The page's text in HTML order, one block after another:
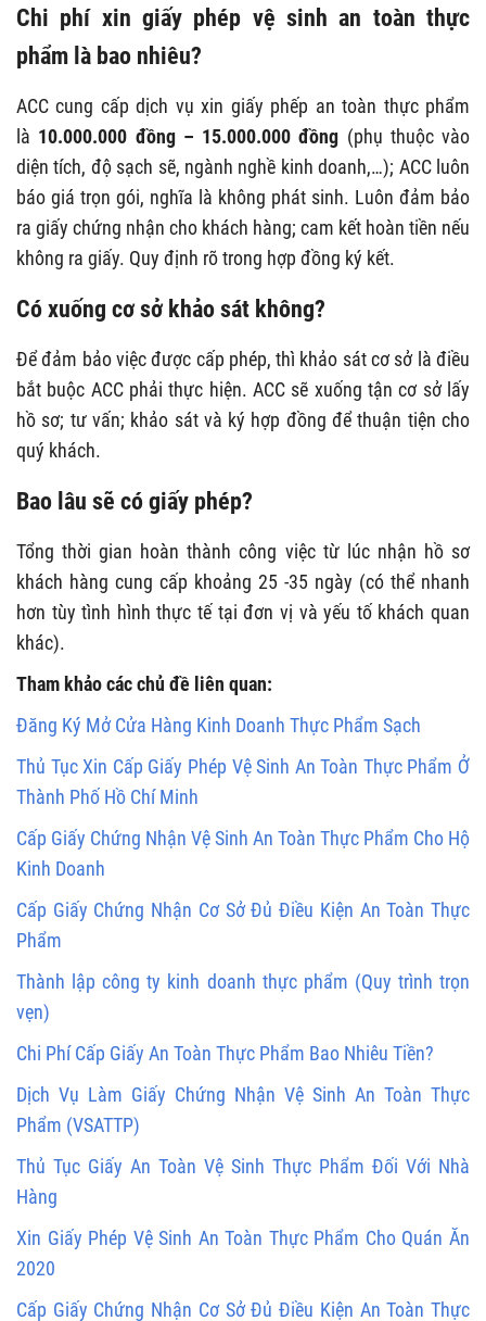
Chi phí xin giấy phép vệ sinh an toàn thực
phẩm là bao nhiêu?
ACC cung cấp dịch vụ xin giấy phếp an toàn thực phẩm
là 10.000.000 đồng – 15.000.000 đồng (phụ thuộc vào
diện tích, độ sạch sẽ, ngành nghề kinh doanh,…); ACC luôn
báo giá trọn gói, nghĩa là không phát sinh. Luôn đảm bảo
ra giấy chứng nhận cho khách hàng; cam kết hoàn tiền nếu
không ra giấy. Quy định rõ trong hợp đồng ký kết.
Có xuống cơ sở khảo sát không?
Để đảm bảo việc được cấp phép, thì khảo sát cơ sở là điều
bắt buộc ACC phải thực hiện. ACC sẽ xuống tận cơ sở lấy
hồ sơ; tư vấn; khảo sát và ký hợp đồng để thuận tiện cho
quý khách.
Bao lâu sẽ có giấy phép?
Tổng thời gian hoàn thành công việc từ lúc nhận hồ sơ
khách hàng cung cấp khoảng 25 -35 ngày (có thể nhanh
hơn tùy tình hình thực tế tại đơn vị và yếu tố khách quan
khác).
Tham khảo các chủ đề liên quan:
Đăng Ký Mở Cửa Hàng Kinh Doanh Thực Phẩm Sạch
Thủ Tục Xin Cấp Giấy Phép Vệ Sinh An Toàn Thực Phẩm Ở
Thành Phố Hồ Chí Minh
Cấp Giấy Chứng Nhận Vệ Sinh An Toàn Thực Phẩm Cho Hộ
Kinh Doanh
Cấp Giấy Chứng Nhận Cơ Sở Đủ Điều Kiện An Toàn Thực
Phẩm
Thành lập công ty kinh doanh thực phẩm (Quy trình trọn
vẹn)
Chi Phí Cấp Giấy An Toàn Thực Phẩm Bao Nhiêu Tiền?
Dịch Vụ Làm Giấy Chứng Nhận Vệ Sinh An Toàn Thực
Phẩm (VSATTP)
Thủ Tục Giấy An Toàn Vệ Sinh Thực Phẩm Đối Với Nhà
Hàng
Xin Giấy Phép Vệ Sinh An Toàn Thực Phẩm Cho Quán Ăn
2020
Cấp Giấy Chứng Nhận Cơ Sở Đủ Điều Kiện An Toàn Thực